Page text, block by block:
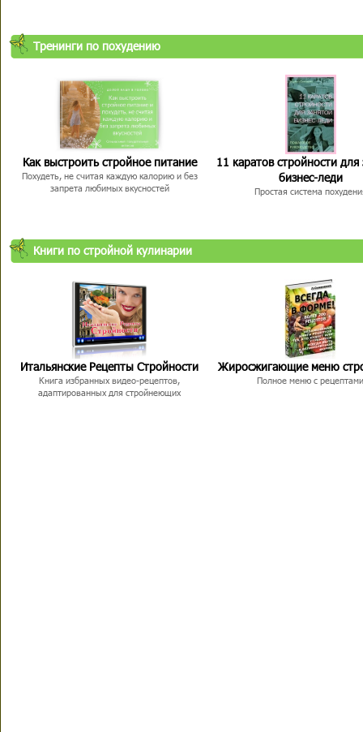
Тренинги по похудению
Как выстроить стройное питание
Похудеть, не считая каждую калорию и без
запрета любимых вкусностей
11 каратов стройности для
бизнес-леди
Простая система
Книги по стройной кулинарии
Итальянские Рецепты Стройности
Книга избранных видео-рецептов,
адаптированных для стройнеющих
Жиросжигающие меню
Полное меню с рецептами